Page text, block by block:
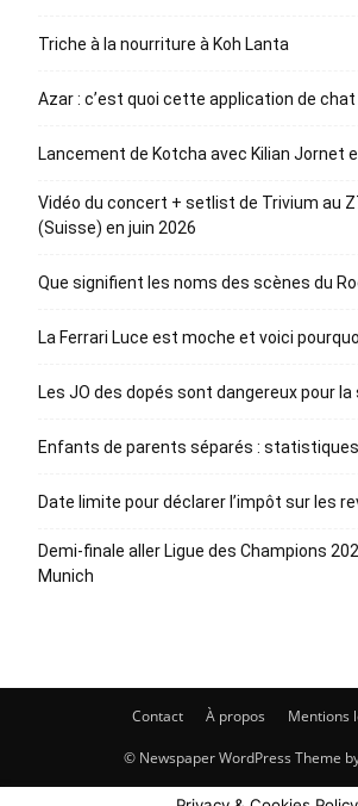
Triche à la nourriture à Koh Lanta
Azar : c’est quoi cette application de chat
Lancement de Kotcha avec Kilian Jornet
Vidéo du concert + setlist de Trivium au
(Suisse) en juin 2026
Que signifient les noms des scènes du
La Ferrari Luce est moche et voici
Les JO des dopés sont dangereux pour la
Enfants de parents séparés : statistiques
Date limite pour déclarer l’impôt sur les
Demi-finale aller Ligue des Champions
Munich
Contact À propos Mentions
© Newspaper WordPress Theme